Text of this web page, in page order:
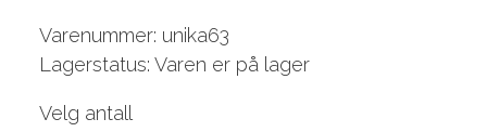
Varenummer: unika63
Lagerstatus: Varen er på lager
Velg antall